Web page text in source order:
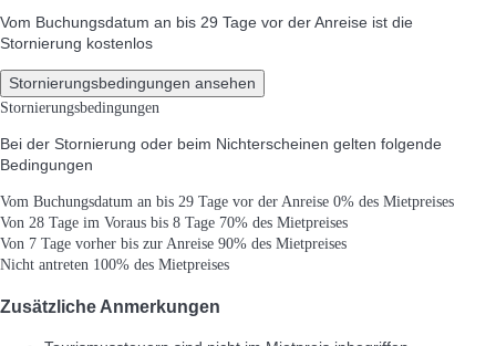
Vom Buchungsdatum an bis 29 Tage vor der Anreise ist die
Stornierung kostenlos
Stornierungsbedingungen ansehen
Stornierungsbedingungen
Bei der Stornierung oder beim Nichterscheinen gelten folgende
Bedingungen
Vom Buchungsdatum an bis 29 Tage vor der Anreise 0% des Mietpreises
Von 28 Tage im Voraus bis 8 Tage 70% des Mietpreises
Von 7 Tage vorher bis zur Anreise 90% des Mietpreises
Nicht antreten 100% des Mietpreises
Zusätzliche Anmerkungen